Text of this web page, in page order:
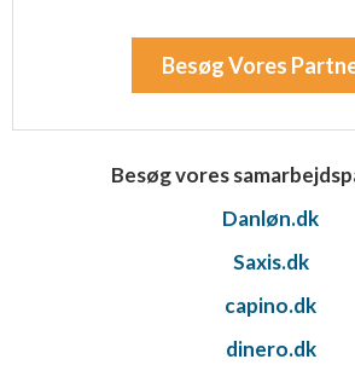
Besøg Vores
Besøg vores
Danløn.dk
Saxis.dk
capino.dk
dinero.dk